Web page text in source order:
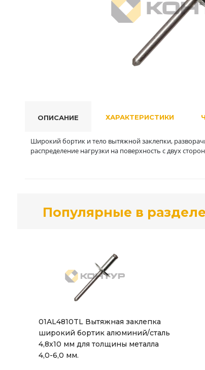
ОПИСАНИЕ
Широкий бортик и тело вытяжной заклепки,
распределение нагрузки на поверхность с двух
ХАРАКТЕРИСТИКИ
Популярные в разделе
01AL4810TL Вытяжная заклепка
широкий бортик алюминий/сталь
4,8х10 мм для толщины металла
4,0-6,0 мм.